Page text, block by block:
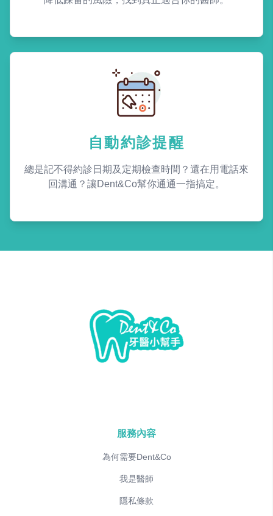
自動約診提醒
總是記不得約診日期及定期檢查時間？還在用電話來
回溝通？讓Dent&Co幫你通通一指搞定。
服務內容
為何需要Dent&Co
我是醫師
隱私條款